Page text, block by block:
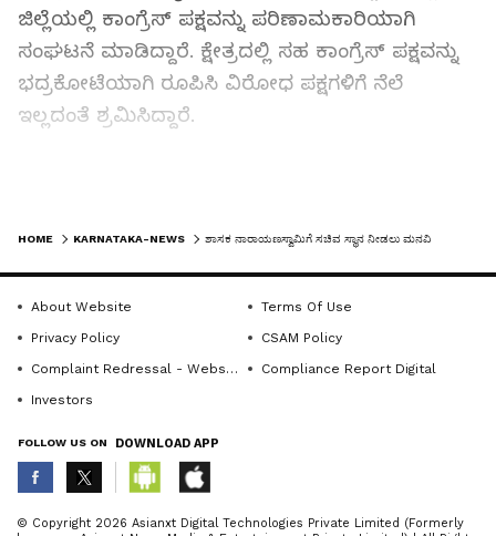
ಜಿಲ್ಲೆಯಲ್ಲಿ ಕಾಂಗ್ರೆಸ್ ಪಕ್ಷವನ್ನು ಪರಿಣಾಮಕಾರಿಯಾಗಿ
ಸಂಘಟನೆ ಮಾಡಿದ್ದಾರೆ. ಕ್ಷೇತ್ರದಲ್ಲಿ ಸಹ ಕಾಂಗ್ರೆಸ್ ಪಕ್ಷವನ್ನು
ಭದ್ರಕೋಟೆಯಾಗಿ ರೂಪಿಸಿ ವಿರೋಧ ಪಕ್ಷಗಳಿಗೆ ನೆಲೆ
ಇಲ್ಲದಂತೆ ಶ್ರಮಿಸಿದ್ದಾರೆ.
ಪುನಾರಚಣೆಯಲ್ಲಿ ಖಚಿತವಾಗಿ ಸಚಿವ ಸ್ಥಾನ
ಕೊಡಲಾಗುವುದು ಎಂದು ಹೈಕಮಾಂಡ್‌ ಭರವಸೆ ನೀಡಿ ನಿಗಮ
ಮಂಡಳಿ ಅಧ್ಯಕ್ಷ ಸ್ಥಾನ ನೀಡಿ ಸಮಾಧಾನ ಮಾಡಿತ್ತು. ಈಗ
ಕಾಲ ಕೂಡಿ ಬಂದಿದೆ ಹೈಕಮಾಂಡ್‌ ನೀಡಿದ ಭರವಸೆಯೆಂತೆ
ನಾರಾಯಣಸ್ವಾಮಿಗೆ ಸಚಿವ ಸ್ಥಾನ ನೀಡಲಿ, ಜಿಲ್ಲೆಯವರಿಗೆ
ಸಚಿವ ಸ್ಥಾನ ನೀಡದೆ ಎಲ್ಲಾ ಸರ್ಕಾರಗಳಲ್ಲಿಯೂ
ಹಿನ್ನಡೆಯಾಗಿದೆ, ಈ ತಾರತಮ್ಯವನ್ನು ಸರಿಪಡಿಸಲು ಹಾಗೂ
ಜಿಲ್ಲೆಯ ಸಮಗ್ರ ಅಭಿವೃದ್ಧಿ ದೃಷ್ಟಿಯಿಂದ ನಾರಾಯಣಸ್ವಾಮಿಗೆ
ಸಂಪುಟದಲ್ಲಿ ಸ್ಥಾನ ಮಾನ ನೀಡಬೇಕೆಂದು ಒತ್ತಾಯಿಸಿದರು.
ABOUT THE AUTHOR
HOME KARNATAKA-NEWS ಶಾಸಕ ನಾರಾಯಣಸ್ವಾಮಿಗೆ ಸಚಿವ ಸ್ಥಾನ ನೀಡಲು ಮನವಿ
About Website
Terms Of Use
Privacy Policy
CSAM Policy
Complaint Redressal - Website
Compliance Report Digital
Investors
FOLLOW US ON DOWNLOAD APP
© Copyright 2026 Asianxt Digital Technologies Private Limited (Formerly